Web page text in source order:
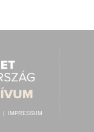
IMPRESSUM